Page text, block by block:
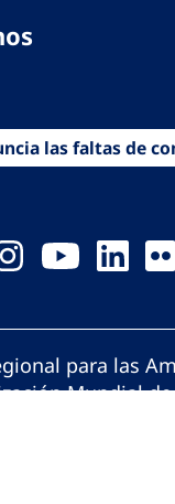
las faltas de
para las
Mundial